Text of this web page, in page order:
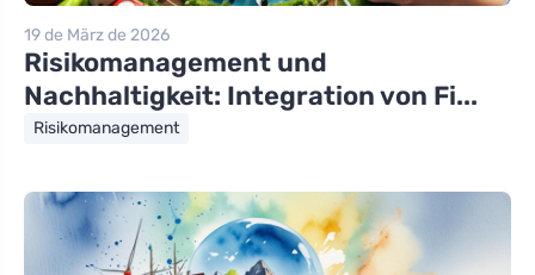
19 de März de 2026
Risikomanagement und
Nachhaltigkeit: Integration von Fi...
Risikomanagement